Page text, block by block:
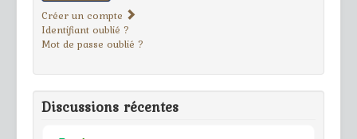
Créer un compte
Identifiant oublié ?
Mot de passe oublié ?
Discussions récentes